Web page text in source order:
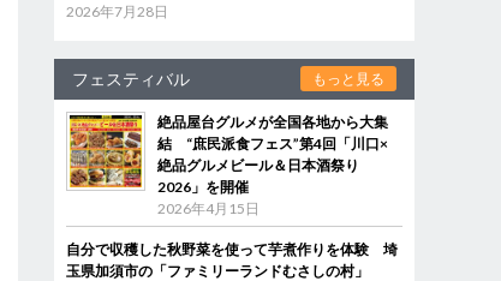
2026年7月28日
フェスティバル もっと見る
絶品屋台グルメが全国各地から大集
結 “庶民派食フェス”第4回「川口×
絶品グルメビール＆日本酒祭り
2026」を開催
2026年4月15日
自分で収穫した秋野菜を使って芋煮作りを体験 埼
玉県加須市の「ファミリーランドむさしの村」